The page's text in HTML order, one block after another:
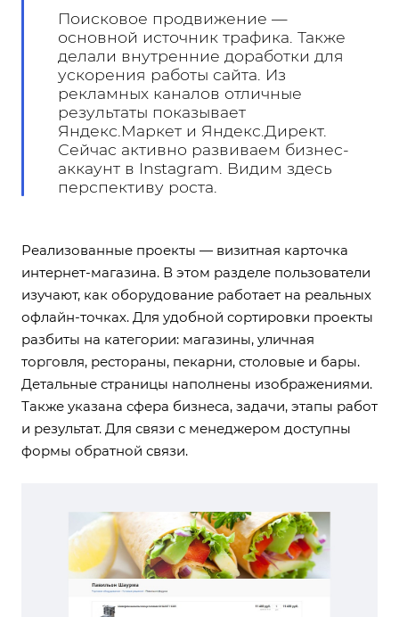
Поисковое продвижение —
основной источник трафика. Также
делали внутренние доработки для
ускорения работы сайта. Из
рекламных каналов отличные
результаты показывает
Яндекс.Маркет и Яндекс.Директ.
Сейчас активно развиваем бизнес-
аккаунт в Instagram. Видим здесь
перспективу роста.
Реализованные проекты — визитная карточка
интернет-магазина. В этом разделе пользователи
изучают, как оборудование работает на реальных
офлайн-точках. Для удобной сортировки проекты
разбиты на категории: магазины, уличная
торговля, рестораны, пекарни, столовые и бары.
Детальные страницы наполнены изображениями.
Также указана сфера бизнеса, задачи, этапы работ
и результат. Для связи с менеджером доступны
формы обратной связи.